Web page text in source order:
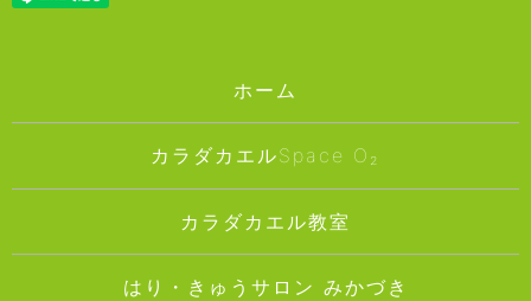
ホーム
カラダカエルSpace O₂
カラダカエル教室
はり・きゅうサロン みかづき